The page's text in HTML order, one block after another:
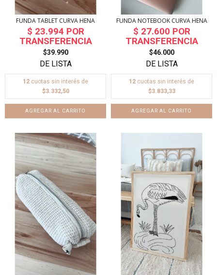
FUNDA TABLET CURVA HENA
$39.990
12 cuotas sin interés de
$3.332,50
FUNDA NOTEBOOK CURVA HENA
$46.000
12 cuotas sin interés de
$3.833,33